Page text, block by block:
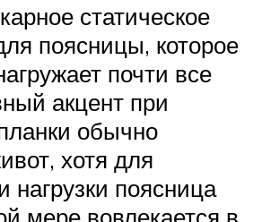
статическое
поясницы, которое
почти все
акцент при
обычно
хотя для
нагрузки поясница